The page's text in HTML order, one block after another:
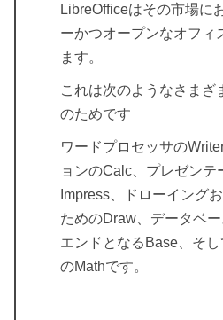
LibreOfficeはその市場に
ーかつオープンなオフィ
ます。
これは次のようなさまざ
のためです
ワードプロセッサの
ョンのCalc、プレゼン
Impress、ドローイング
ためのDraw、データベ
エンドとなるBase、そ
のMathです。